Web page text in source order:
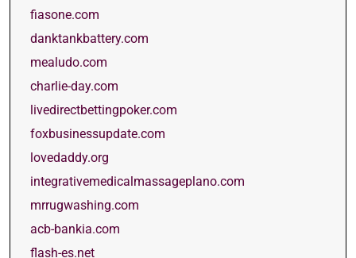
fiasone.com
danktankbattery.com
mealudo.com
charlie-day.com
livedirectbettingpoker.com
foxbusinessupdate.com
lovedaddy.org
integrativemedicalmassageplano.com
mrrugwashing.com
acb-bankia.com
flash-es.net